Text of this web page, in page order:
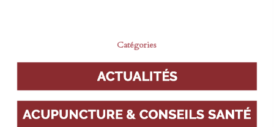
Catégories